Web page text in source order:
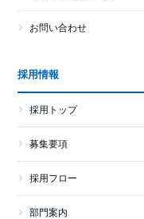
お問い合わせ
採用情報
採用トップ
募集要項
採用フロー
部門案内